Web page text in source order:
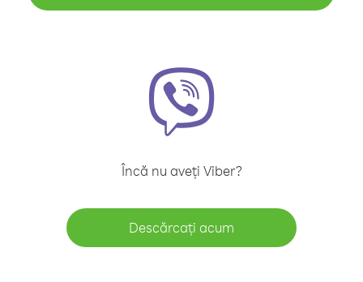
Încă nu aveți Viber?
Descărcați acum